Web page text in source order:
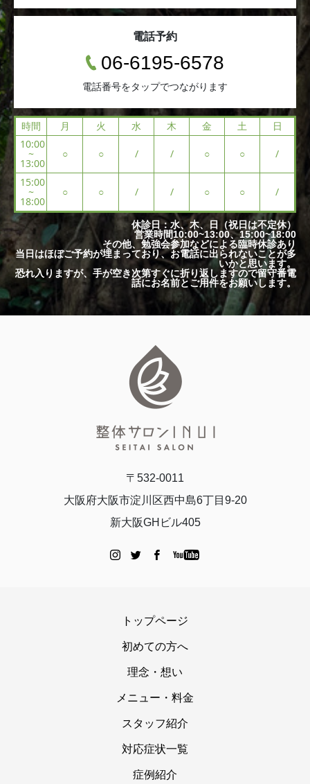
電話予約
06-6195-6578
電話番号をタップでつながります
時間 月 火 水 木 金 土
日
10:00
~
13:00
○ ○ / / ○ ○ /
15:00
~
18:00
○ ○ / / ○ ○ /
休診日：水、木、日（祝日は不定休）
営業時間10:00~13:00、15:00~18:00
その他、勉強会参加などによる臨時休診あり
当日はほぼご予約が埋まっており、お電話に出られないことが多
いかと思います。
恐れ入りますが、手が空き次第すぐに折り返しますので留守番電
話にお名前とご用件をお願いします。
〒532-0011
大阪府大阪市淀川区西中島6丁目9-20
新大阪GHビル405
トップページ
初めての方へ
理念・想い
メニュー・料金
スタッフ紹介
対応症状一覧
症例紹介